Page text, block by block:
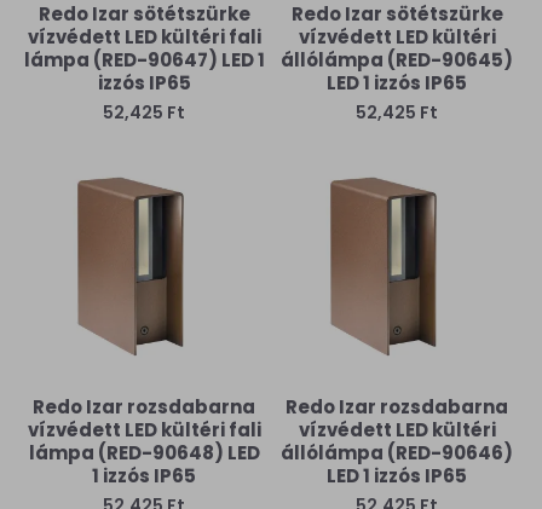
Redo Izar sötétszürke
vízvédett LED kültéri fali
lámpa (RED-90647) LED 1
izzós IP65
52,425 Ft
Redo Izar sötétszürke
vízvédett LED kültéri
állólámpa (RED-90645)
LED 1 izzós IP65
52,425 Ft
Redo Izar rozsdabarna
vízvédett LED kültéri fali
lámpa (RED-90648) LED
1 izzós IP65
Redo Izar rozsdabarna
vízvédett LED kültéri
állólámpa (RED-90646)
LED 1 izzós IP65